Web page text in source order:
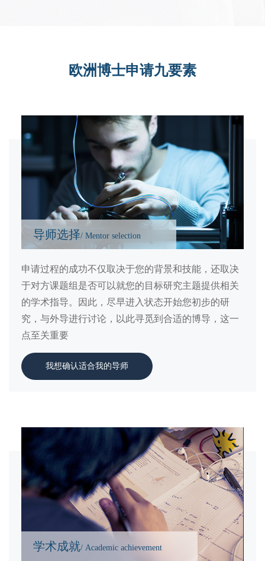
欧洲博士申请九要素
导师选择/ Mentor selection
申请过程的成功不仅取决于您的背景和技能，还取决
于对方课题组是否可以就您的目标研究主题提供相关
的学术指导。因此，尽早进入状态开始您初步的研
究，与外导进行讨论，以此寻觅到合适的博导，这一
点至关重要
我想确认适合我的导师
学术成就/ Academic achievement